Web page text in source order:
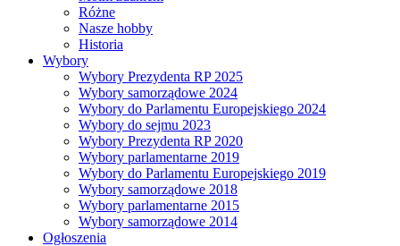
Różne
Nasze hobby
Historia
Wybory
Wybory Prezydenta RP 2025
Wybory samorządowe 2024
Wybory do Parlamentu Europejskiego 2024
Wybory do sejmu 2023
Wybory Prezydenta RP 2020
Wybory parlamentarne 2019
Wybory do Parlamentu Europejskiego 2019
Wybory samorządowe 2018
Wybory parlamentarne 2015
Wybory samorządowe 2014
Ogłoszenia